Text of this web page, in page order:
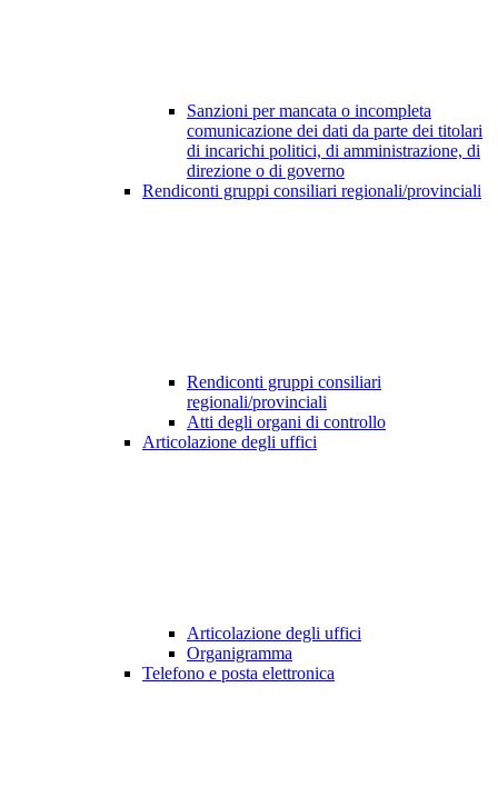
Sanzioni per mancata o incompleta
comunicazione dei dati da parte dei titolari
di incarichi politici, di amministrazione, di
direzione o di governo
Rendiconti gruppi consiliari regionali/provinciali
Rendiconti gruppi consiliari
regionali/provinciali
Atti degli organi di controllo
Articolazione degli uffici
Articolazione degli uffici
Organigramma
Telefono e posta elettronica